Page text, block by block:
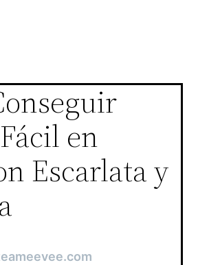
en
Escarlata y